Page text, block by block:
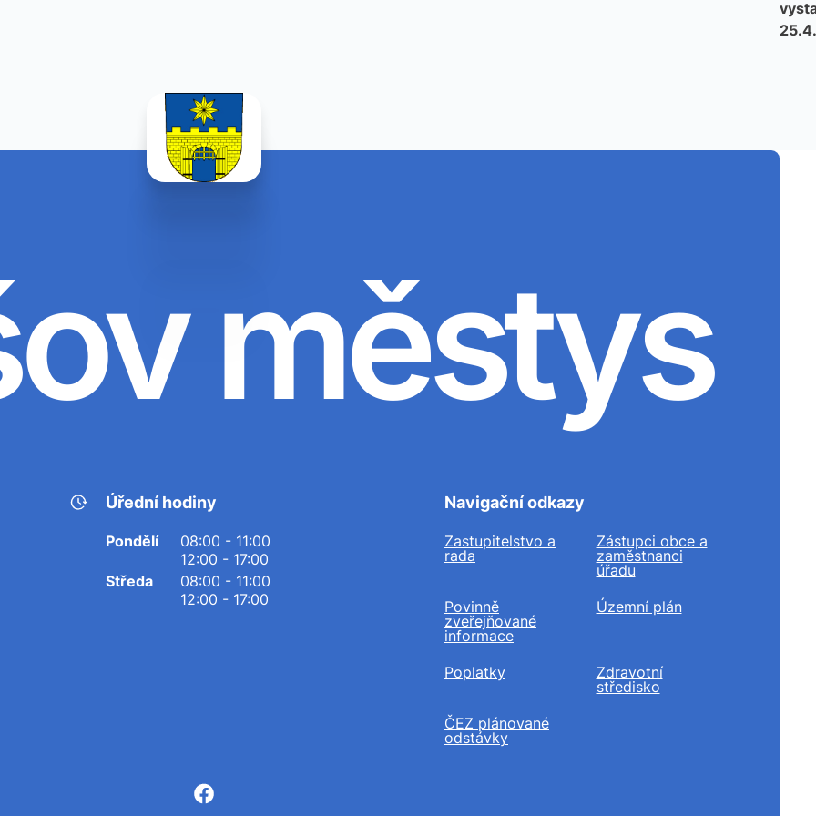
městys
Úřední hodiny
Pondělí
08:00 - 11:00
12:00 - 17:00
Středa
08:00 - 11:00
12:00 - 17:00
Navigační odkazy
Zastupitelstvo a
rada
Zástupci obce a
zaměstnanci
úřadu
Povinně
zveřejňované
informace
Územní plán
Poplatky
Zdravotní
středisko
ČEZ plánované
odstávky